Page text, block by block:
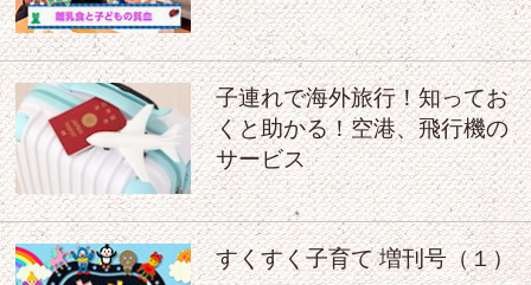
子連れで海外旅行！知ってお
くと助かる！空港、飛行機の
サービス
すくすく子育て 増刊号（１）